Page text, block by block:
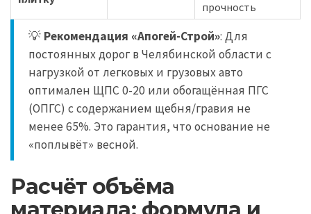
прочность
💡 Рекомендация «Апогей-Строй»: Для
постоянных дорог в Челябинской области с
нагрузкой от легковых и грузовых авто
оптимален ЩПС 0-20 или обогащённая ПГС
(ОПГС) с содержанием щебня/гравия не
менее 65%. Это гарантия, что основание не
«поплывёт» весной.
Расчёт объёма